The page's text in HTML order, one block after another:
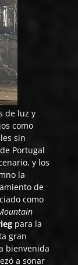
de luz y
como
sin
Portugal
y los
la
de
como
para la
gran
bienvenida
a sonar